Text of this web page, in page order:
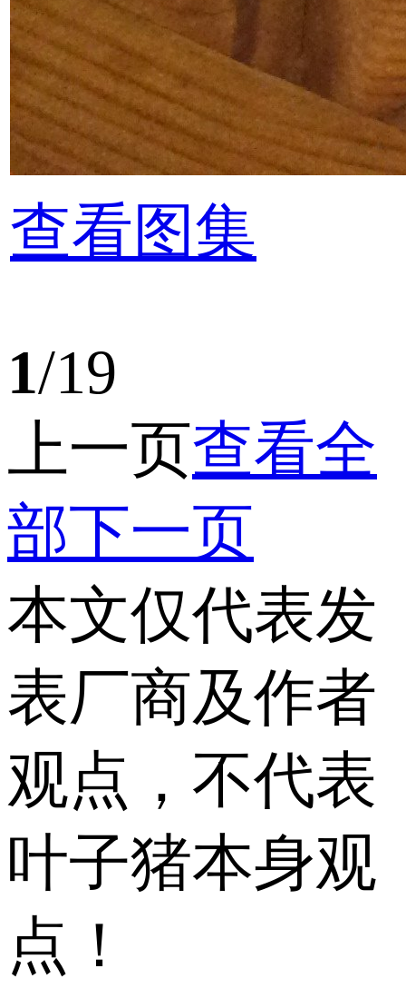
查看图集
1/19
上一页查看全
部下一页
本文仅代表发
表厂商及作者
观点，不代表
叶子猪本身观
点！